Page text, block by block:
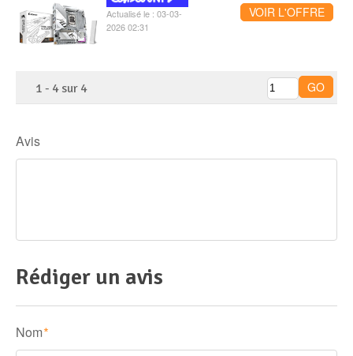
Actualisé le : 03-03-
2026 02:31
VOIR L'OFFRE
1 - 4 sur 4
Avis
Rédiger un avis
Nom *